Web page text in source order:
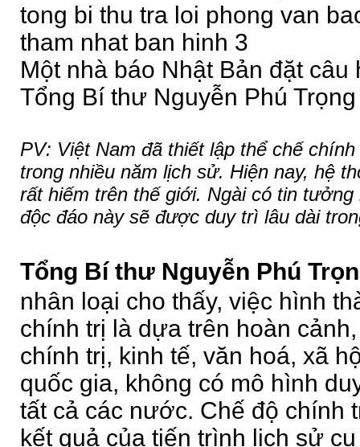
tong bi thu tra loi phong van
tham nhat ban hinh 3
Một nhà báo Nhật Bản đặt
Tổng Bí thư Nguyễn Phú Trọng
PV: Việt Nam đã thiết lập thể chế
trong nhiều năm lịch sử. Hiện nay, hệ
rất hiếm trên thế giới. Ngài có tin
độc đáo này sẽ được duy trì lâu dài
Tổng Bí thư Nguyễn Phú
nhân loại cho thấy, việc hình
chính trị là dựa trên hoàn
chính trị, kinh tế, văn hoá, xã
quốc gia, không có mô hình
tất cả các nước. Chế độ chính
kết quả của tiến trình lịch sử